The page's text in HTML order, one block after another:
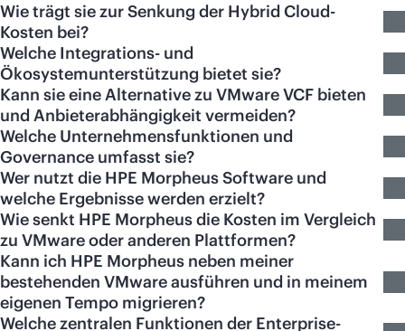
Wie trägt sie zur Senkung der Hybrid Cloud-
Kosten bei?
Welche Integrations- und
Ökosystemunterstützung bietet sie?
Kann sie eine Alternative zu VMware VCF bieten
und Anbieterabhängigkeit vermeiden?
Welche Unternehmensfunktionen und
Governance umfasst sie?
Wer nutzt die HPE Morpheus Software und
welche Ergebnisse werden erzielt?
Wie senkt HPE Morpheus die Kosten im Vergleich
zu VMware oder anderen Plattformen?
Kann ich HPE Morpheus neben meiner
bestehenden VMware ausführen und in meinem
eigenen Tempo migrieren?
Welche zentralen Funktionen der Enterprise-